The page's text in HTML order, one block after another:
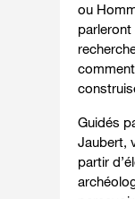
ou
parleront
Guidés
Jaubert,
partir